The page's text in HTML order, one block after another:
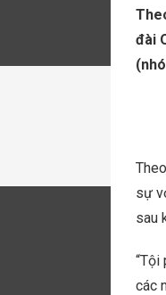
đài
sự
sau
“Tội
các